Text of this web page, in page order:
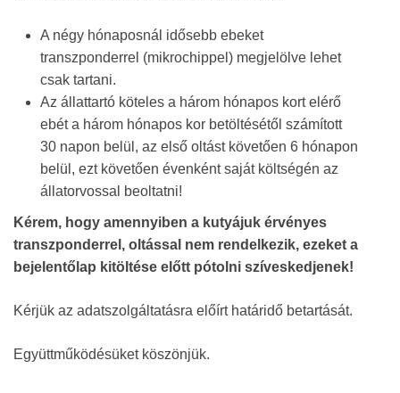
A négy hónaposnál idősebb ebeket
transzponderrel (mikrochippel) megjelölve lehet
csak tartani.
Az állattartó köteles a három hónapos kort elérő
ebét a három hónapos kor betöltésétől számított
30 napon belül, az első oltást követően 6 hónapon
belül, ezt követően évenként saját költségén az
állatorvossal beoltatni!
Kérem, hogy amennyiben a kutyájuk érvényes
transzponderrel, oltással nem rendelkezik, ezeket a
bejelentőlap kitöltése előtt pótolni szíveskedjenek!
Kérjük az adatszolgáltatásra előírt határidő betartását.
Együttműködésüket köszönjük.